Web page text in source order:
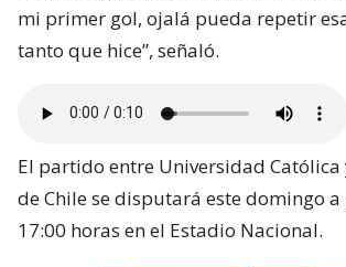
mi primer gol, ojalá pueda repetir
tanto que hice”, señaló.
El partido entre Universidad
de Chile se disputará este domingo
17:00 horas en el Estadio Nacional.